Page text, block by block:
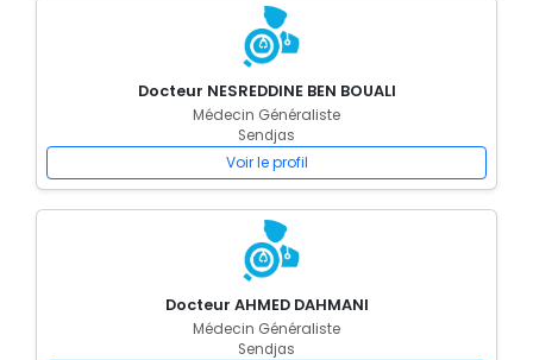
Docteur NESREDDINE BEN BOUALI
Médecin Généraliste
Sendjas
Voir le profil
Docteur AHMED DAHMANI
Médecin Généraliste
Sendjas